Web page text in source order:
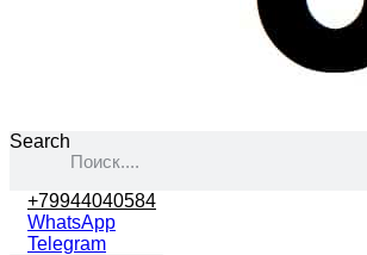
Search
+79944040584
WhatsApp
Telegram